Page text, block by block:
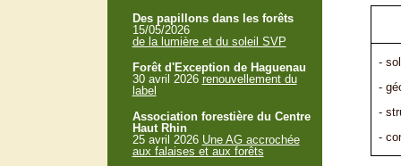
- sol
-
-
-
Des papillons dans les forêts
15/05/2026
de la lumière et du soleil SVP
Forêt d'Exception de Haguenau
30 avril 2026 renouvellement du
label
Association forestière du Centre
Haut Rhin
25 avril 2026 Une AG accrochée
aux falaises et aux forêts